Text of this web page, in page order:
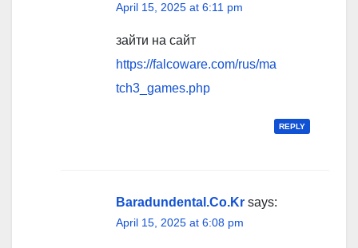
April 15, 2025 at 6:11 pm
зайти на сайт
https://falcoware.com/rus/ma
tch3_games.php
REPLY
Baradundental.Co.Kr says:
April 15, 2025 at 6:08 pm